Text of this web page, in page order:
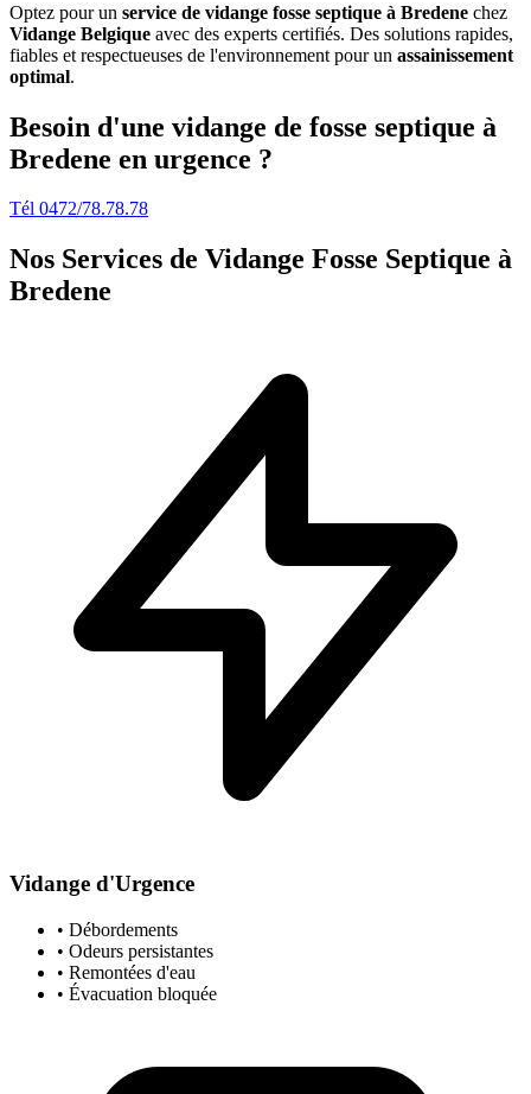
Optez pour un service de vidange fosse septique à Bredene chez
Vidange Belgique avec des experts certifiés. Des solutions rapides,
fiables et respectueuses de l'environnement pour un assainissement
optimal.
Besoin d'une vidange de fosse septique à
Bredene en urgence ?
Tél 0472/78.78.78
Nos Services de Vidange Fosse Septique à
Bredene
Vidange d'Urgence
• Débordements
• Odeurs persistantes
• Remontées d'eau
• Évacuation bloquée